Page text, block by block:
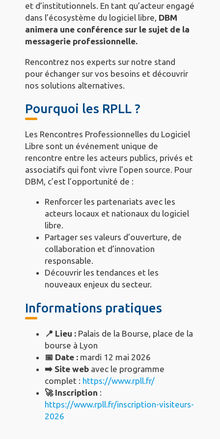
et d’institutionnels. En tant qu’acteur engagé
dans l’écosystème du logiciel libre, DBM
animera une conférence sur le sujet de la
messagerie professionnelle.
Rencontrez nos experts sur notre stand
pour échanger sur vos besoins et découvrir
nos solutions alternatives.
Pourquoi les RPLL ?
Les Rencontres Professionnelles du Logiciel
Libre sont un événement unique de
rencontre entre les acteurs publics, privés et
associatifs qui font vivre l’open source. Pour
DBM, c’est l’opportunité de :
Renforcer les partenariats avec les
acteurs locaux et nationaux du logiciel
libre.
Partager ses valeurs d’ouverture, de
collaboration et d’innovation
responsable.
Découvrir les tendances et les
nouveaux enjeux du secteur.
Informations pratiques
📍 Lieu : Palais de la Bourse, place de la
bourse à Lyon
📅 Date : mardi 12 mai 2026
➡️ Site web avec le programme
complet : https://www.rpll.fr/
🚀 Inscription :
https://www.rpll.fr/inscription-visiteurs-
2026